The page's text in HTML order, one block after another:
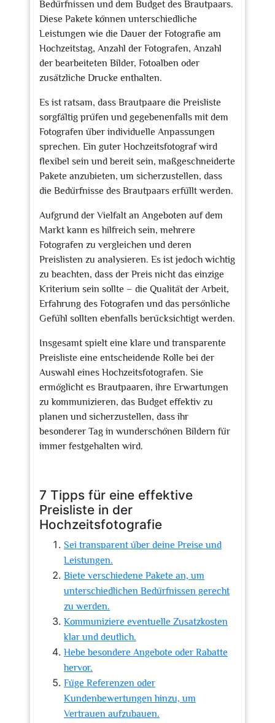
Bedürfnissen und dem Budget des Brautpaars.
Diese Pakete können unterschiedliche
Leistungen wie die Dauer der Fotografie am
Hochzeitstag, Anzahl der Fotografen, Anzahl
der bearbeiteten Bilder, Fotoalben oder
zusätzliche Drucke enthalten.
Es ist ratsam, dass Brautpaare die Preisliste
sorgfältig prüfen und gegebenenfalls mit dem
Fotografen über individuelle Anpassungen
sprechen. Ein guter Hochzeitsfotograf wird
flexibel sein und bereit sein, maßgeschneiderte
Pakete anzubieten, um sicherzustellen, dass
die Bedürfnisse des Brautpaars erfüllt werden.
Aufgrund der Vielfalt an Angeboten auf dem
Markt kann es hilfreich sein, mehrere
Fotografen zu vergleichen und deren
Preislisten zu analysieren. Es ist jedoch wichtig
zu beachten, dass der Preis nicht das einzige
Kriterium sein sollte – die Qualität der Arbeit,
Erfahrung des Fotografen und das persönliche
Gefühl sollten ebenfalls berücksichtigt werden.
Insgesamt spielt eine klare und transparente
Preisliste eine entscheidende Rolle bei der
Auswahl eines Hochzeitsfotografen. Sie
ermöglicht es Brautpaaren, ihre Erwartungen
zu kommunizieren, das Budget effektiv zu
planen und sicherzustellen, dass ihr
besonderer Tag in wunderschönen Bildern für
immer festgehalten wird.
7 Tipps für eine effektive
Preisliste in der
Hochzeitsfotografie
Sei transparent über deine Preise und
Leistungen.
Biete verschiedene Pakete an, um
unterschiedlichen Bedürfnissen gerecht
zu werden.
Kommuniziere eventuelle Zusatzkosten
klar und deutlich.
Hebe besondere Angebote oder Rabatte
hervor.
Füge Referenzen oder
Kundenbewertungen hinzu, um
Vertrauen aufzubauen.